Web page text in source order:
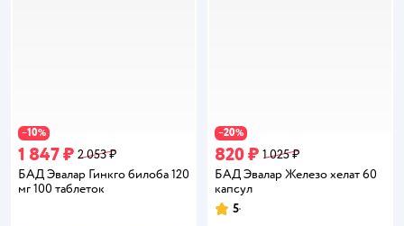
−10%
1 847 ₽ 2 053 ₽
БАД Эвалар Гинкго билоба 120
мг 100 таблеток
−20%
820 ₽ 1 025 ₽
БАД Эвалар Железо хелат 60
капсул
Рейтинг:
5